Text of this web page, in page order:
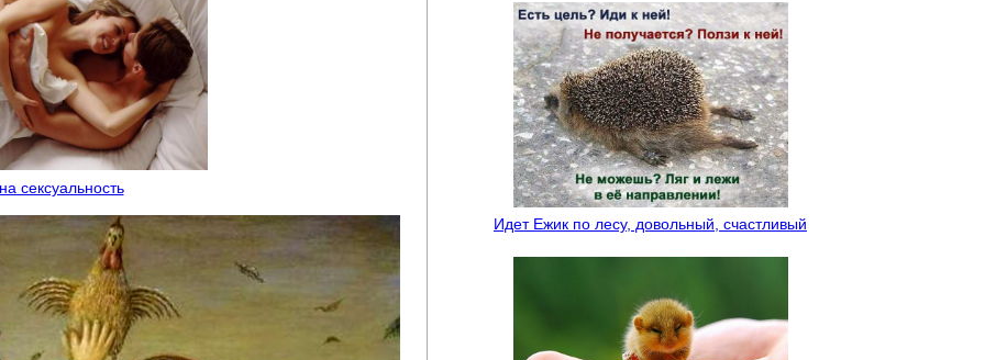
сексуальность
Идет Ежик по лесу, довольный, счастливый